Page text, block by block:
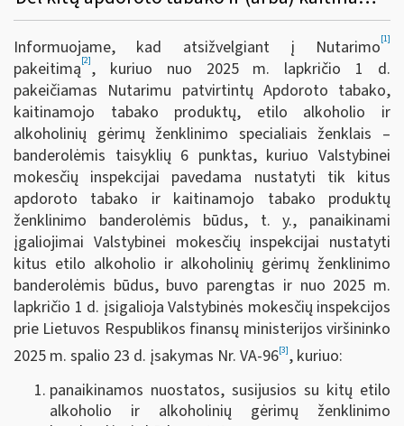
Informuojame, kad atsižvelgiant į Nutarimo[1]
pakeitimą[2], kuriuo nuo 2025 m. lapkričio 1 d.
pakeičiamas Nutarimu patvirtintų Apdoroto tabako,
kaitinamojo tabako produktų, etilo alkoholio ir
alkoholinių gėrimų ženklinimo specialiais ženklais –
banderolėmis taisyklių 6 punktas, kuriuo Valstybinei
mokesčių inspekcijai pavedama nustatyti tik kitus
apdoroto tabako ir kaitinamojo tabako produktų
ženklinimo banderolėmis būdus, t. y., panaikinami
įgaliojimai Valstybinei mokesčių inspekcijai nustatyti
kitus etilo alkoholio ir alkoholinių gėrimų ženklinimo
banderolėmis būdus, buvo parengtas ir nuo 2025 m.
lapkričio 1 d. įsigalioja Valstybinės mokesčių inspekcijos
prie Lietuvos Respublikos finansų ministerijos viršininko
2025 m. spalio 23 d. įsakymas Nr. VA-96[3], kuriuo:
panaikinamos nuostatos, susijusios su kitų etilo
alkoholio ir alkoholinių gėrimų ženklinimo